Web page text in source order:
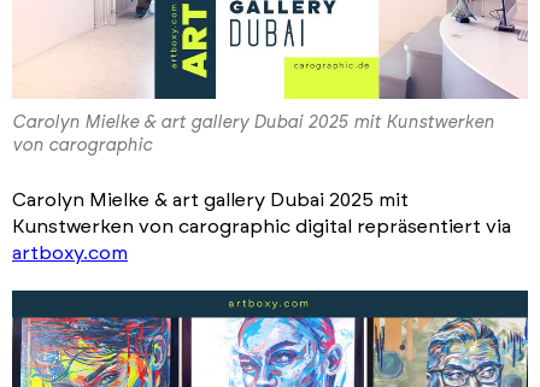
Carolyn Mielke & art gallery Dubai 2025 mit Kunstwerken
von carographic
Carolyn Mielke & art gallery Dubai 2025 mit
Kunstwerken von carographic digital repräsentiert via
artboxy.com